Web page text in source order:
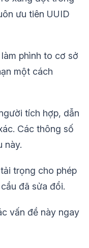
ưu tiên UUID
phình to cơ sở
một cách
tích hợp, dẫn
Các thông số
này.
trọng cho phép
đã sửa đổi.
vấn đề này ngay